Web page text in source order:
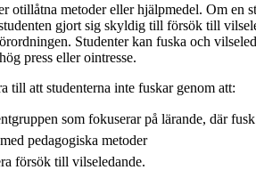
otillåtna metoder eller hjälpmedel. Om en
gjort sig skyldig till försök till
Studenter kan fuska och
press eller ointresse.
till att studenterna inte fuskar genom att:
som fokuserar på lärande, där
pedagogiska metoder
försök till vilseledande.